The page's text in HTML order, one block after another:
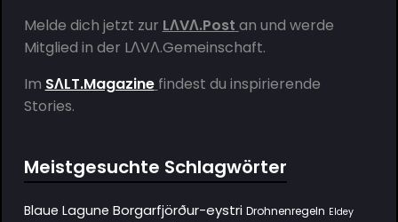
Melde dich jetzt zur LΛVΛ.Post an und werde
Mitglied in der LΛVΛ.Gemeinschaft.
Im SΛLT.Magazine findest du inspirierende
Stories.
Meistgesuchte Schlagwörter
Blaue Lagune Borgarfjörður-eystri Drohnenregeln Eldey